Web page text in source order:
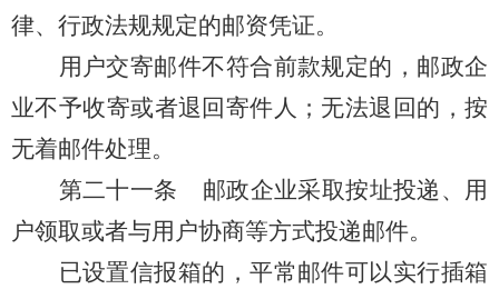
律、行政法规规定的邮资凭证。
用户交寄邮件不符合前款规定的，邮政企
业不予收寄或者退回寄件人；无法退回的，按
无着邮件处理。
第二十一条 邮政企业采取按址投递、用
户领取或者与用户协商等方式投递邮件。
已设置信报箱的，平常邮件可以实行插箱